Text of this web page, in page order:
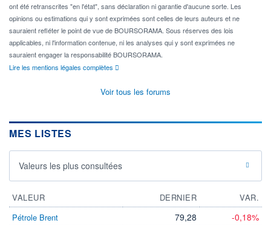
ont été retranscrites "en l'état", sans déclaration ni garantie d'aucune sorte. Les
opinions ou estimations qui y sont exprimées sont celles de leurs auteurs et ne
sauraient refléter le point de vue de BOURSORAMA. Sous réserves des lois
applicables, ni l'information contenue, ni les analyses qui y sont exprimées ne
sauraient engager la responsabilité BOURSORAMA.
Lire les mentions légales complètes
Voir tous les forums
MES LISTES
Valeurs les plus consultées
VALEUR DERNIER
VAR.
Pétrole Brent
79,28 -0,18%